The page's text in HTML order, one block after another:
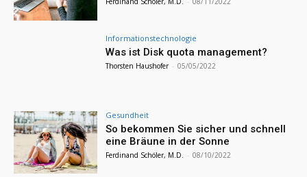
Informationstechnologie
Was ist Disk quota management?
Thorsten Haushofer - 05/05/2022
Gesundheit
So bekommen Sie sicher und schnell
eine Bräune in der Sonne
Ferdinand Schöler, M.D. - 08/10/2022